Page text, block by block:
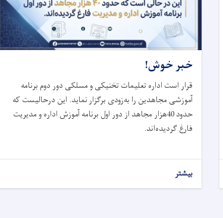
خبر خوش!
قرار است اداره تعلیمات تخنیکی و مسلکی دور دوم برنامه
آموزشی مجاهدین را به‌زودی برگزار ‌نماید. این درحالیست که
حدود 40هزار مجاهد از دور اول برنامه آموزش اداره و مدیریت
فارغ گردیده‌اند.
بیشتر